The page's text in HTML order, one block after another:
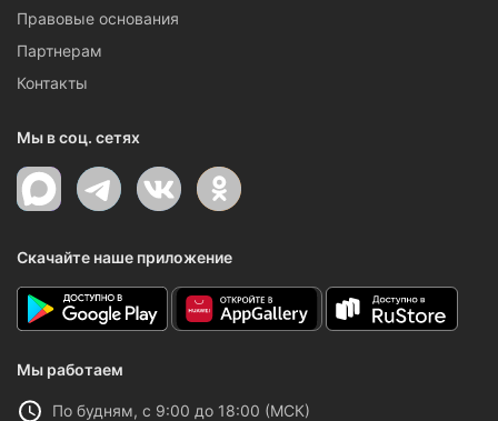
Правовые основания
Партнерам
Контакты
Мы в соц. сетях
Скачайте наше приложение
Мы работаем
По будням, с 9:00 до 18:00 (МСК)